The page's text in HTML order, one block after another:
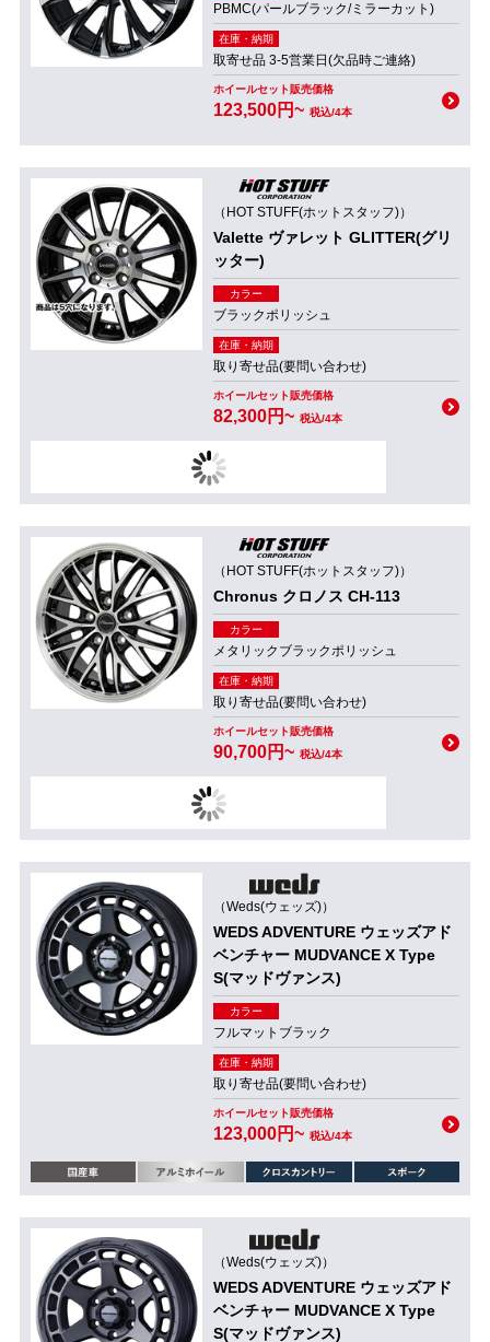
PBMC(パールブラック/ミラーカット)
在庫・納期
取寄せ品 3-5営業日(欠品時ご連絡)
ホイールセット販売価格
123,500円~ 税込/4本
（HOT STUFF(ホットスタッフ)）
Valette ヴァレット GLITTER(グリ
ッター)
カラー
ブラックポリッシュ
在庫・納期
取り寄せ品(要問い合わせ)
ホイールセット販売価格
82,300円~ 税込/4本
（HOT STUFF(ホットスタッフ)）
Chronus クロノス CH-113
カラー
メタリックブラックポリッシュ
在庫・納期
取り寄せ品(要問い合わせ)
ホイールセット販売価格
90,700円~ 税込/4本
（Weds(ウェッズ)）
WEDS ADVENTURE ウェッズアド
ベンチャー MUDVANCE X Type
S(マッドヴァンス)
カラー
フルマットブラック
在庫・納期
取り寄せ品(要問い合わせ)
ホイールセット販売価格
123,000円~ 税込/4本
（Weds(ウェッズ)）
WEDS ADVENTURE ウェッズアド
ベンチャー MUDVANCE X Type
S(マッドヴァンス)